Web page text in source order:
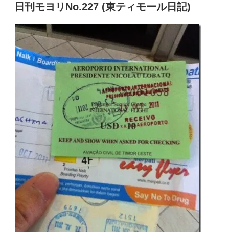
稿
日:
日刊モヨリNo.227 (東ティモール日記)